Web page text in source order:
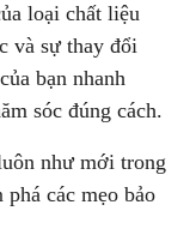
loại chất liệu
và sự thay đổi
của bạn nhanh
sóc đúng cách.
như mới trong
phá các mẹo bảo